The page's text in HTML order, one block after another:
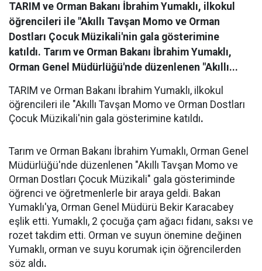
TARIM ve Orman Bakanı İbrahim Yumaklı, ilkokul
öğrencileri ile "Akıllı Tavşan Momo ve Orman
Dostları Çocuk Müzikali'nin gala gösterimine
katıldı. Tarım ve Orman Bakanı İbrahim Yumaklı,
Orman Genel Müdürlüğü'nde düzenlenen "Akıllı...
TARIM ve Orman Bakanı İbrahim Yumaklı, ilkokul
öğrencileri ile "Akıllı Tavşan Momo ve Orman Dostları
Çocuk Müzikali'nin gala gösterimine katıldı.
Tarım ve Orman Bakanı İbrahim Yumaklı, Orman Genel
Müdürlüğü'nde düzenlenen "Akıllı Tavşan Momo ve
Orman Dostları Çocuk Müzikali" gala gösteriminde
öğrenci ve öğretmenlerle bir araya geldi. Bakan
Yumaklı'ya, Orman Genel Müdürü Bekir Karacabey
eşlik etti. Yumaklı, 2 çocuğa çam ağacı fidanı, saksı ve
rozet takdim etti. Orman ve suyun önemine değinen
Yumaklı, orman ve suyu korumak için öğrencilerden
söz aldı.